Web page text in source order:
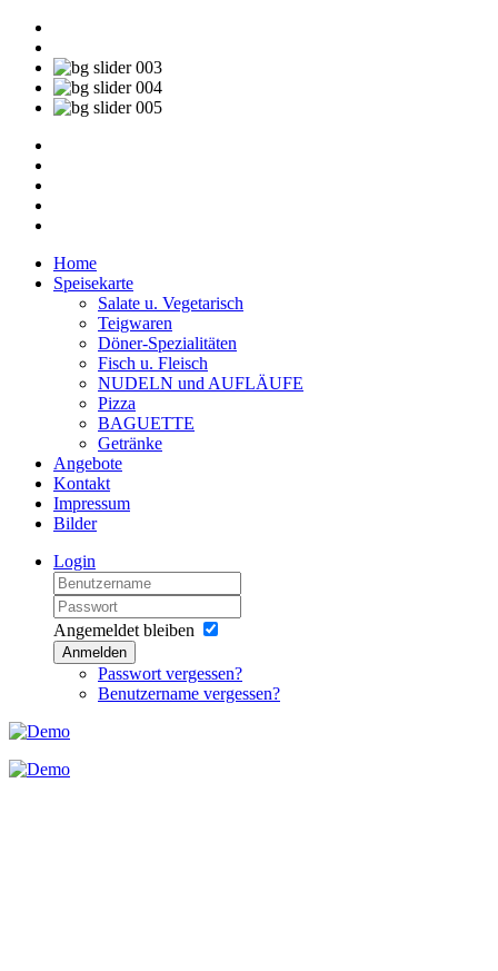
Home
Speisekarte
Salate u. Vegetarisch
Teigwaren
Döner-Spezialitäten
Fisch u. Fleisch
NUDELN und AUFLÄUFE
Pizza
BAGUETTE
Getränke
Angebote
Kontakt
Impressum
Bilder
Login
Angemeldet bleiben
Anmelden
Passwort vergessen?
Benutzername vergessen?